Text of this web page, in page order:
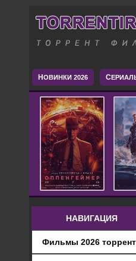
НОВИНКИ 2026 С
НАВИГАЦИЯ
Фильмы 2026 торрент